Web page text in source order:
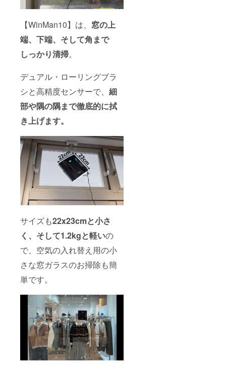
【WinMan10】は、 窓の上
端、下端、そして角まで
しっかり清掃。
デュアル・ローリングブラ
シと高精度センサーで、 細
部や隅の隅まで徹底的に拭
き上げます。
サイズも22x23cmと小さ
く、そして1.2kgと軽いの
で、空気の入れ替え用の小
さな窓ガラスのお掃除も簡
単です。